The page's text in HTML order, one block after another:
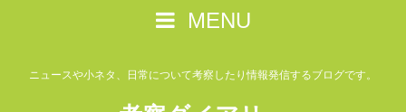
MENU
ニュースや小ネタ、日常について考察したり情報発信するブログです。